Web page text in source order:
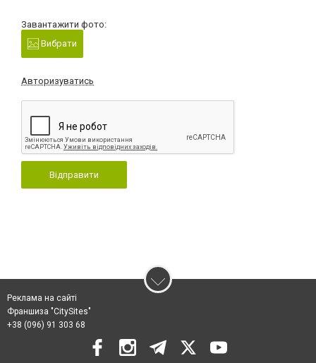
Завантажити фото:
Вибрати
Авторизуватись
Відправити
Реклама на сайті
Франшиза "CitySites"
+38 (096) 91 303 68